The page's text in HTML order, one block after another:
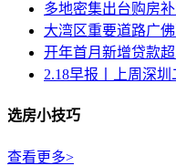
多地密集出台购房
大湾区重要道路广
开年首月新增贷款
2.18早报丨上周深
选房小技巧
查看更多>